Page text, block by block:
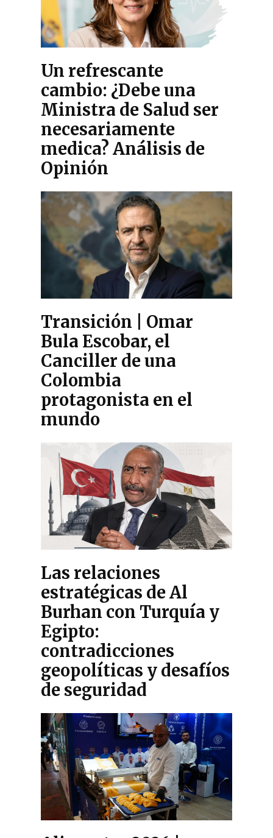
Un refrescante
cambio: ¿Debe una
Ministra de Salud ser
necesariamente
medica? Análisis de
Opinión
Transición | Omar
Bula Escobar, el
Canciller de una
Colombia
protagonista en el
mundo
Las relaciones
estratégicas de Al
Burhan con Turquía y
Egipto:
contradicciones
geopolíticas y desafíos
de seguridad